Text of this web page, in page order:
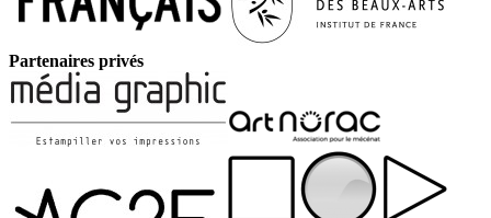
Partenaires privés